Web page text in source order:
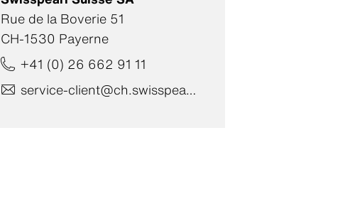
Rue de la Boverie 51
CH-1530 Payerne
+41 (0) 26 662 91 11
service-client@ch.swisspearl.com